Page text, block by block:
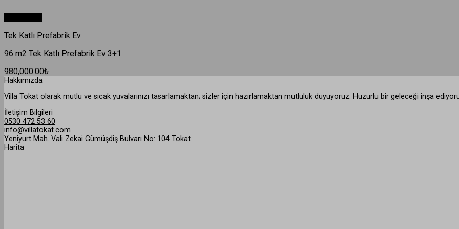
Tek Katlı Prefabrik Ev
96 m2 Tek Katlı Prefabrik Ev 3+1
980,000.00₺
Hakkımızda
Villa Tokat olarak mutlu ve sıcak yuvalarınızı tasarlamaktan; sizler için hazırlamaktan mutluluk duyuyoruz. Huzurlu bir geleceği inşa
İletişim Bilgileri
0530 472 53 60
info@villatokat.com
Yeniyurt Mah. Vali Zekai Gümüşdiş Bulvarı No: 104 Tokat
Harita